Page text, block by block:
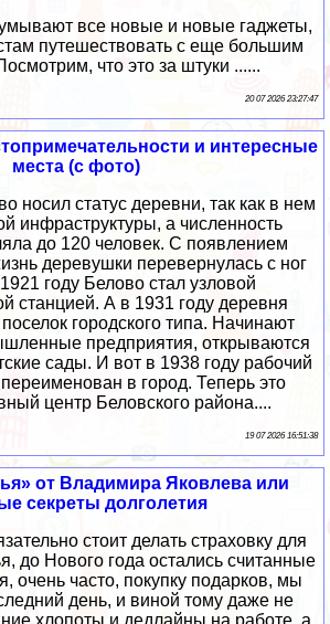
все новые и новые гаджеты,
путешествовать с еще большим
что это за штуки ......
20 07 2026 23:27:47
и интересные
места (с фото)
носил статус деревни, так как в нем
инфраструктуры, а численность
до 120 человек. С появлением
деревушки перевернулась с ног
году Белово стал узловой
станцией. А в 1931 году деревня
городского типа. Начинают
предприятия, открываются
сады. И вот в 1938 году рабочий
в город. Теперь это
центр Беловского района....
19 07 2026 16:51:38
от Владимира Яковлева или
секреты долголетия
стоит делать страховку для
до Нового года остались считанные
очень часто, покупку подарков, мы
день, и виной тому даже не